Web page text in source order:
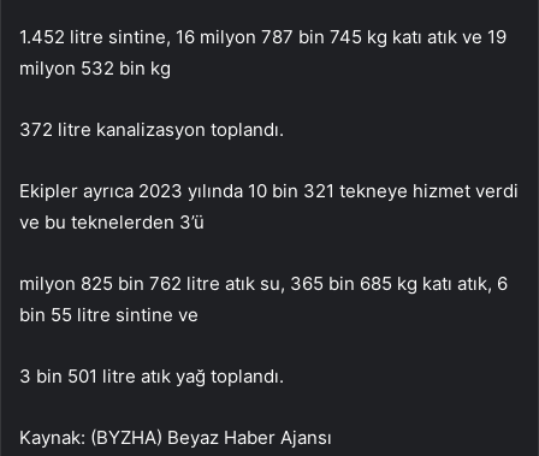
1.452 litre sintine, 16 milyon 787 bin 745 kg katı atık ve 19
milyon 532 bin kg
372 litre kanalizasyon toplandı.
Ekipler ayrıca 2023 yılında 10 bin 321 tekneye hizmet verdi
ve bu teknelerden 3’ü
milyon 825 bin 762 litre atık su, 365 bin 685 kg katı atık, 6
bin 55 litre sintine ve
3 bin 501 litre atık yağ toplandı.
Kaynak: (BYZHA) Beyaz Haber Ajansı